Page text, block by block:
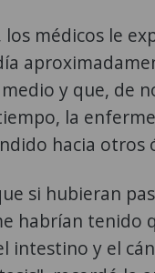
médicos le
y que, de
la
hacia otros
si hubieran
habrían tenido
intestino y el